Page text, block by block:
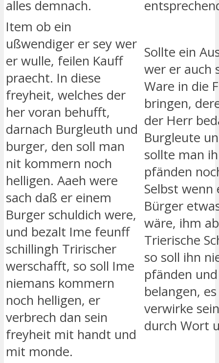
alles demnach.
Item ob ein
ußwendiger er sey wer
er wulle, feilen Kauff
praecht. In diese
freyheit, welches der
her voran behufft,
darnach Burgleuth und
burger, den soll man
nit kommern noch
helligen. Aaeh were
sach daß er einem
Burger schuldich were,
und bezalt Ime feunff
schillingh Tririscher
werschafft, so soll Ime
niemans kommern
noch helligen, er
verbrech dan sein
freyheit mit handt und
mit monde.
Sollte ein
wer er auch
Ware in die
bringen,
der Herr
Burgleute
sollte man
pfänden
Selbst wenn
Bürger
wäre, ihm
Trierische
so soll ihn
pfänden
belangen,
verwirke
durch Wort